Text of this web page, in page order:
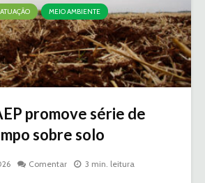
ATUAÇÃO
MEIO AMBIENTE
promove série de
sobre solo
Comentar 3 min. leitura